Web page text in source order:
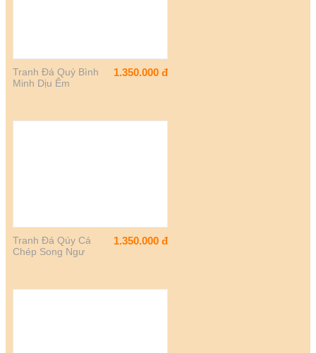
Tranh Đá Quý Bình
Minh Dịu Êm
1.350.000 đ
Tranh Đá Qúy Cá
Chép Song Ngư
1.350.000 đ